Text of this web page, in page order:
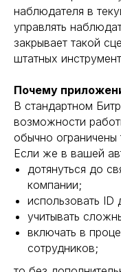
наблюдателя в
управлять
закрывает такой
штатных
Почему
В стандартном
возможности
обычно
Если же в вашей
дотянуться до
компании;
использовать ID
учитывать
включать в
сотрудников;